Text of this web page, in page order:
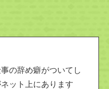
の辞め癖がついてし
ット上にあります